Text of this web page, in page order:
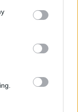
You may click to
party tags to
in below Google
news